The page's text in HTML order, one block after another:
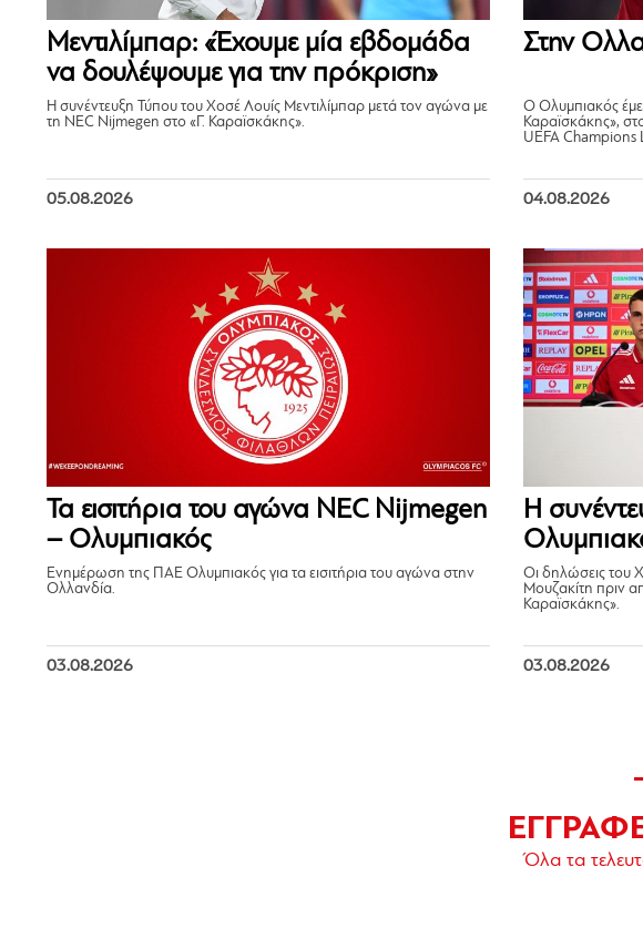
Μεντιλίμπαρ: «Έχουμε μία εβδομάδα
να δουλέψουμε για την πρόκριση»
Η συνέντευξη Τύπου του Χοσέ Λουίς Μεντιλίμπαρ μετά τον αγώνα με
τη NEC Nijmegen στο «Γ. Καραϊσκάκης».
05.08.2026
Στην
Ο Ολυμπιακός
Καραϊσκάκης»,
UEFA Champions
04.08.2026
Τα εισιτήρια του αγώνα NEC Nijmegen
– Ολυμπιακός
Ενημέρωση της ΠΑΕ Ολυμπιακός για τα εισιτήρια του αγώνα στην
Ολλανδία.
03.08.2026
Η
Οι δηλώσεις του
Μουζακίτη πριν
Καραϊσκάκης».
03.08.2026
Όλα τα